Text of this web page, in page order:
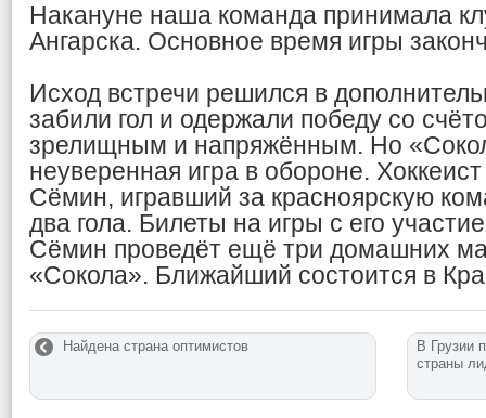
Накануне наша команда принимала
Ангарска. Основное время игры
Исход встречи решился в
забили гол и одержали победу со
зрелищным и напряжённым. Но
неуверенная игра в обороне.
Сёмин, игравший за красноярскую
два гола. Билеты на игры с его
Сёмин проведёт ещё три домашних
«Сокола». Ближайший состоится в
Найдена страна оптимистов
В Грузии
страны